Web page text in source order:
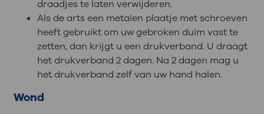
draadjes te laten verwijderen.
Als de arts een metalen plaatje met schroeven
heeft gebruikt om uw gebroken duim vast te
zetten, dan krijgt u een drukverband. U draagt
het drukverband 2 dagen. Na 2 dagen mag u
het drukverband zelf van uw hand halen.
Wond